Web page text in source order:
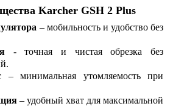
Karcher GSH 2 Plus
– мобильность и удобство без
- точная и чистая обрезка без
– минимальная утомляемость при
– удобный хват для максимальной